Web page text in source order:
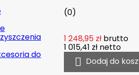
do
(0)
1 248,95 zł brutto
1 015,41 zł netto
 Dodaj do